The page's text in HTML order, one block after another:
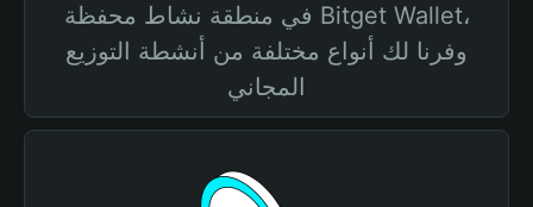
في منطقة نشاط محفظة Bitget Wallet،
وفرنا لك أنواع مختلفة من أنشطة التوزيع
المجاني